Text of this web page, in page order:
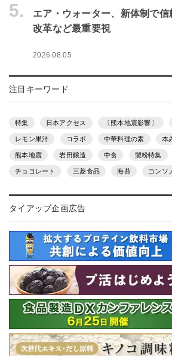
5.
エア・ウォーター、新体制で
改革など最重要視
2026.08.05
注目キーワード
特集 日本アクセス 〔熊本地震影響〕
レモン果汁 コラボ 中華料理の素 本
熊本地震 岩田醸造 中食 製粉特集
チョコレート 三菱食品 海苔 コンソ
タイアップ企画広告